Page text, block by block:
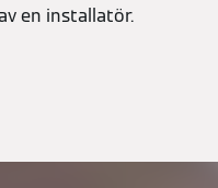
en installatör.